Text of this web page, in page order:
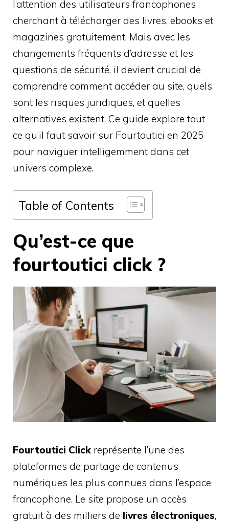
l’attention des utilisateurs francophones
cherchant à télécharger des livres, ebooks et
magazines gratuitement. Mais avec les
changements fréquents d’adresse et les
questions de sécurité, il devient crucial de
comprendre comment accéder au site, quels
sont les risques juridiques, et quelles
alternatives existent. Ce guide explore tout
ce qu’il faut savoir sur Fourtoutici en 2025
pour naviguer intelligemment dans cet
univers complexe.
Table of Contents
Qu’est-ce que
fourtoutici click ?
Fourtoutici Click représente l’une des
plateformes de partage de contenus
numériques les plus connues dans l’espace
francophone. Le site propose un accès
gratuit à des milliers de livres électroniques,